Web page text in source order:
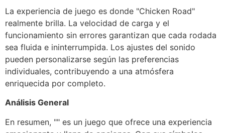
La experiencia de juego es donde "Chicken Road"
realmente brilla. La velocidad de carga y el
funcionamiento sin errores garantizan que cada rodada
sea fluida e ininterrumpida. Los ajustes del sonido
pueden personalizarse según las preferencias
individuales, contribuyendo a una atmósfera
enriquecida por completo.
Análisis General
En resumen, "" es un juego que ofrece una experiencia